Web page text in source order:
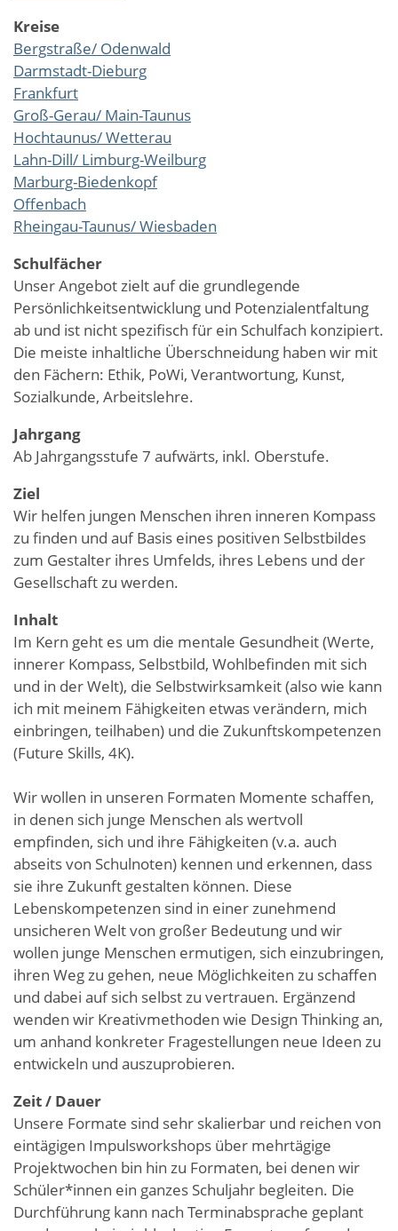
Kreise
Bergstraße/ Odenwald
Darmstadt-Dieburg
Frankfurt
Groß-Gerau/ Main-Taunus
Hochtaunus/ Wetterau
Lahn-Dill/ Limburg-Weilburg
Marburg-Biedenkopf
Offenbach
Rheingau-Taunus/ Wiesbaden
Schulfächer
Unser Angebot zielt auf die grundlegende
Persönlichkeitsentwicklung und Potenzialentfaltung
ab und ist nicht spezifisch für ein Schulfach konzipiert.
Die meiste inhaltliche Überschneidung haben wir mit
den Fächern: Ethik, PoWi, Verantwortung, Kunst,
Sozialkunde, Arbeitslehre.
Jahrgang
Ab Jahrgangsstufe 7 aufwärts, inkl. Oberstufe.
Ziel
Wir helfen jungen Menschen ihren inneren Kompass
zu finden und auf Basis eines positiven Selbstbildes
zum Gestalter ihres Umfelds, ihres Lebens und der
Gesellschaft zu werden.
Inhalt
Im Kern geht es um die mentale Gesundheit (Werte,
innerer Kompass, Selbstbild, Wohlbefinden mit sich
und in der Welt), die Selbstwirksamkeit (also wie kann
ich mit meinem Fähigkeiten etwas verändern, mich
einbringen, teilhaben) und die Zukunftskompetenzen
(Future Skills, 4K).
Wir wollen in unseren Formaten Momente schaffen,
in denen sich junge Menschen als wertvoll
empfinden, sich und ihre Fähigkeiten (v.a. auch
abseits von Schulnoten) kennen und erkennen, dass
sie ihre Zukunft gestalten können. Diese
Lebenskompetenzen sind in einer zunehmend
unsicheren Welt von großer Bedeutung und wir
wollen junge Menschen ermutigen, sich einzubringen,
ihren Weg zu gehen, neue Möglichkeiten zu schaffen
und dabei auf sich selbst zu vertrauen. Ergänzend
wenden wir Kreativmethoden wie Design Thinking an,
um anhand konkreter Fragestellungen neue Ideen zu
entwickeln und auszuprobieren.
Zeit / Dauer
Unsere Formate sind sehr skalierbar und reichen von
eintägigen Impulsworkshops über mehrtägige
Projektwochen bin hin zu Formaten, bei denen wir
Schüler*innen ein ganzes Schuljahr begleiten. Die
Durchführung kann nach Terminabsprache geplant